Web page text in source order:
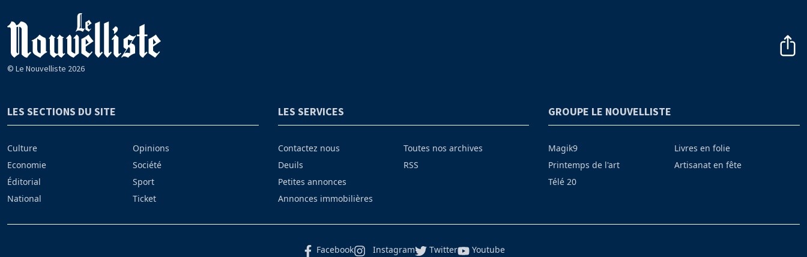
© Le Nouvelliste 2026
LES SECTIONS DU SITE
Culture
Economie
Éditorial
National
Opinions
Société
Sport
Ticket
LES SERVICES
Contactez nous
Deuils
Petites annonces
Annonces immobilières
Toutes nos archives
RSS
GROUPE LE NOUVELLISTE
Magik9
Printemps de l'art
Télé 20
Livres en folie
Artisanat en fête
Facebook Instagram Twitter Youtube